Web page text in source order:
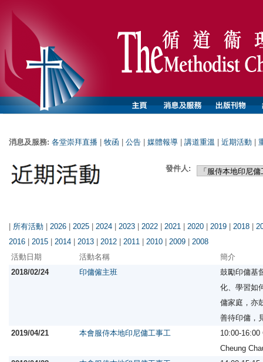
消息及服務: 各堂崇拜直播 牧函 公告 媒體報導 講道重溫 近期活動
發件人:
| 所有活動 | 2026 | 2025 | 2024 | 2023 | 2022 | 2021 | 2020 | 2019 | 2018 |
2016 | 2015 | 2014 | 2013 | 2012 | 2011 | 2010 | 2009 | 2008
活動日期
活動名稱
簡介
2018/02/24
印傭僱主班
鼓勵印傭基
化、學習如
傭家庭，亦
善待印傭，
2019/04/21
本會服侍本地印尼傭工事工
10:00-16:00
Cheung